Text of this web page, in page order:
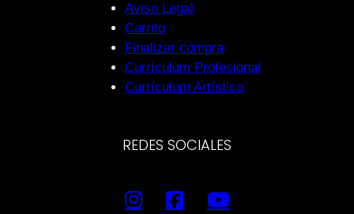
Aviso Legal
Carrito
Finalizar compra
Currículum Profesional
Currículum Artístico
REDES SOCIALES